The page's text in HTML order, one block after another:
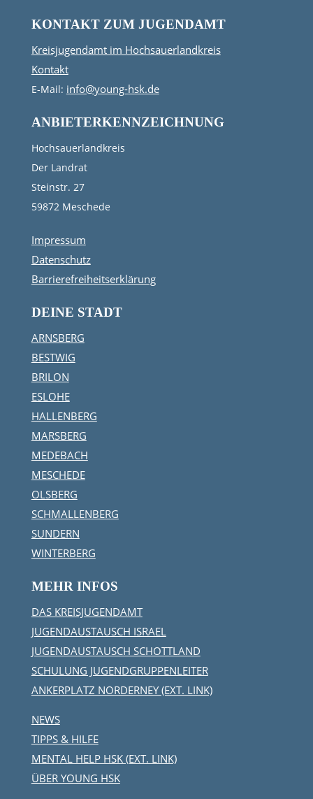
KONTAKT ZUM JUGENDAMT
Kreisjugendamt im Hochsauerlandkreis
Kontakt
E-Mail: info@young-hsk.de
ANBIETERKENNZEICHNUNG
Hochsauerlandkreis
Der Landrat
Steinstr. 27
59872 Meschede
Impressum
Datenschutz
Barrierefreiheitserklärung
DEINE STADT
ARNSBERG
BESTWIG
BRILON
ESLOHE
HALLENBERG
MARSBERG
MEDEBACH
MESCHEDE
OLSBERG
SCHMALLENBERG
SUNDERN
WINTERBERG
MEHR INFOS
DAS KREISJUGENDAMT
JUGENDAUSTAUSCH ISRAEL
JUGENDAUSTAUSCH SCHOTTLAND
SCHULUNG JUGENDGRUPPENLEITER
ANKERPLATZ NORDERNEY (EXT. LINK)
NEWS
TIPPS & HILFE
MENTAL HELP HSK (EXT. LINK)
ÜBER YOUNG HSK